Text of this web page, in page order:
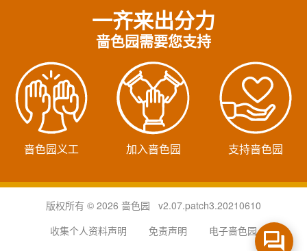
一齐来出分力
啬色园需要您支持
啬色园义工 加入啬色园 支持啬色园
版权所有 © 2026 啬色园 v2.07.patch3.20210610
收集个人资料声明
免责声明
电子啬色园